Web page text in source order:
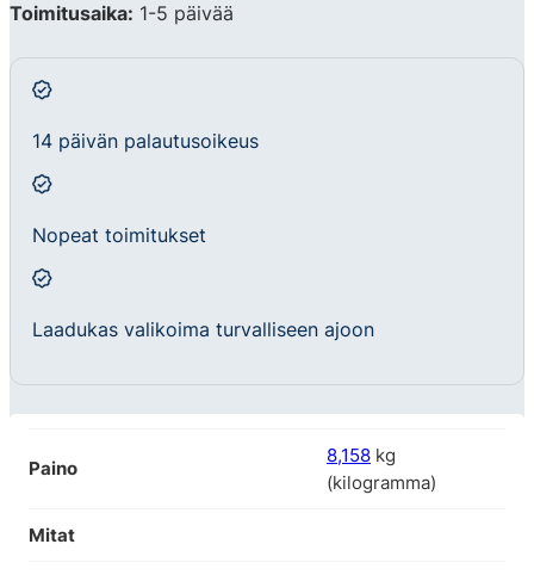
Toimitusaika: 1-5 päivää
14 päivän palautusoikeus
Nopeat toimitukset
Laadukas valikoima turvalliseen ajoon
Paino
8,158 kg
(kilogramma)
Mitat